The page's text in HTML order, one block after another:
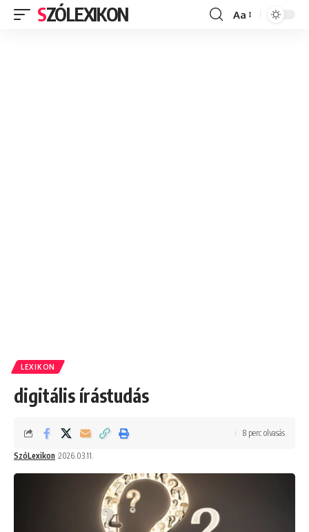
SZÓLEXIKON
Font
Aa
LEXIKON
digitális írástudás
SzóLexikon 2026.03.11.
8 perc olvasás